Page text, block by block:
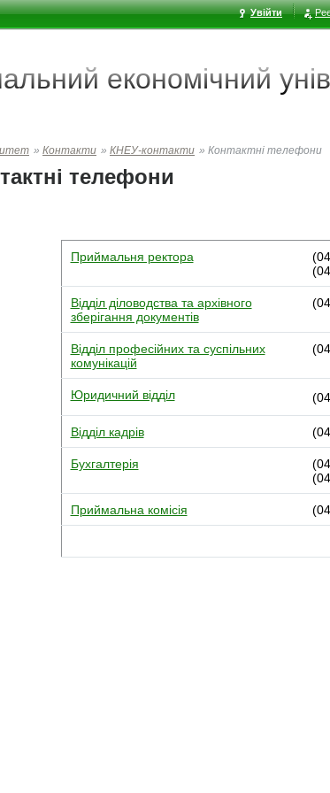
Увійти
економічний
» Контакти » КНЕУ-контакти » Контактні телефони
телефони
Приймальня ректора
Відділ діловодства та архівного
зберігання документів
Відділ професійних та суспільних
комунікацій
Юридичний відділ
Відділ кадрів
Бухгалтерія
Приймальна комісія